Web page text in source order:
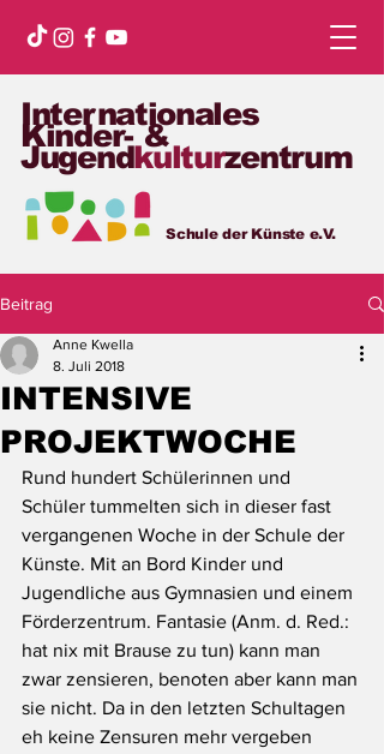
Internationales
Kinder- &
Jugendkulturzentrum
Schule der Künste e.V.
Beitrag
INTENSIVE
PROJEKTWOCHE
Anne Kwella
8. Juli 2018
Rund hundert Schülerinnen und
Schüler tummelten sich in dieser fast
vergangenen Woche in der Schule der
Künste. Mit an Bord Kinder und
Jugendliche aus Gymnasien und einem
Förderzentrum. Fantasie (Anm. d. Red.:
hat nix mit Brause zu tun) kann man
zwar zensieren, benoten aber kann man
sie nicht. Da in den letzten Schultagen
eh keine Zensuren mehr vergeben